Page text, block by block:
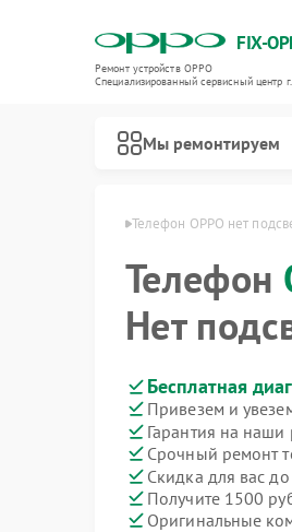
FIX-
Ремонт устройств OPPO
Специализированный cервисный центр г.
Мы ремонтируем
Телефон OPPO нет
Телефон
Нет
Бесплатная
Привезем и
Гарантия на наши
Срочный ремонт
Скидка для вас до
Получите 1500
Оригинальные